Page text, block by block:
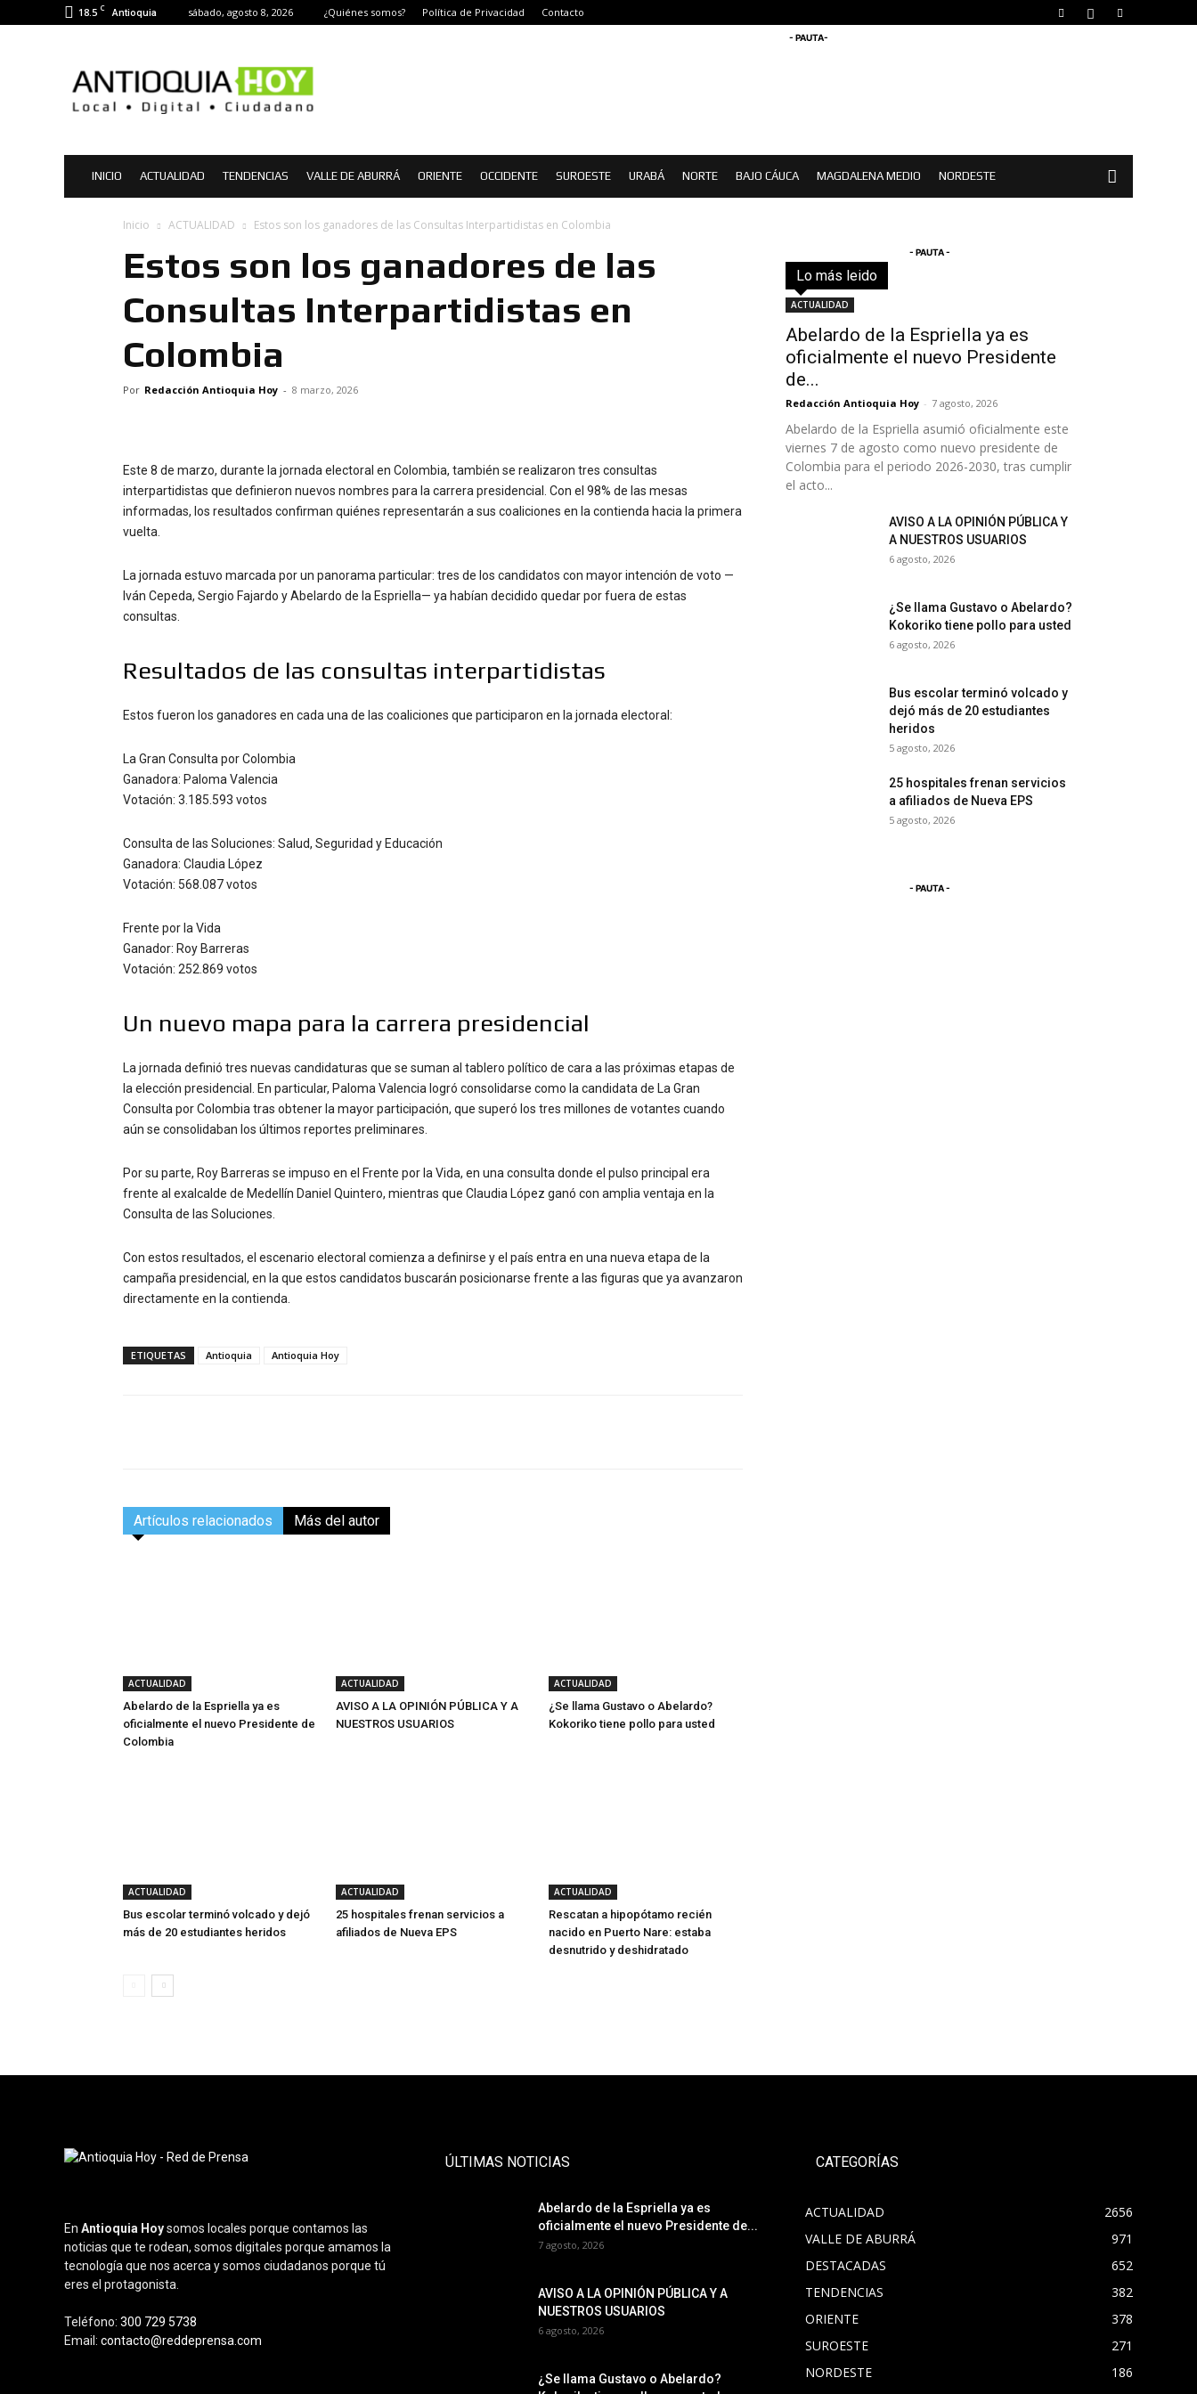
18.5 C Antioquia sábado, agosto 8, 2026 ¿Quiénes somos? Política de Privacidad Contacto
Hoy
|
Noticias
Antioquia
- PAUTA-
INICIO ACTUALIDAD TENDENCIAS VALLE DE ABURRÁ ORIENTE OCCIDENTE SUROESTE URABÁ NORTE BAJO CÁUCA MAGDALENA MEDIO NORDESTE
Inicio ACTUALIDAD Estos son los ganadores de las Consultas Interpartidistas en Colombia
Estos son los ganadores de las
Consultas Interpartidistas en
Colombia
Por Redacción Antioquia Hoy - 8 marzo, 2026
Este 8 de marzo, durante la jornada electoral en Colombia, también se realizaron tres consultas
interpartidistas que definieron nuevos nombres para la carrera presidencial. Con el 98% de las mesas
informadas, los resultados confirman quiénes representarán a sus coaliciones en la contienda hacia la primera
vuelta.
La jornada estuvo marcada por un panorama particular: tres de los candidatos con mayor intención de voto —
Iván Cepeda, Sergio Fajardo y Abelardo de la Espriella— ya habían decidido quedar por fuera de estas
consultas.
Resultados de las consultas interpartidistas
Estos fueron los ganadores en cada una de las coaliciones que participaron en la jornada electoral:
La Gran Consulta por Colombia
Ganadora: Paloma Valencia
Votación: 3.185.593 votos
Consulta de las Soluciones: Salud, Seguridad y Educación
Ganadora: Claudia López
Votación: 568.087 votos
Frente por la Vida
Ganador: Roy Barreras
Votación: 252.869 votos
Un nuevo mapa para la carrera presidencial
La jornada definió tres nuevas candidaturas que se suman al tablero político de cara a las próximas etapas de
la elección presidencial. En particular, Paloma Valencia logró consolidarse como la candidata de La Gran
Consulta por Colombia tras obtener la mayor participación, que superó los tres millones de votantes cuando
aún se consolidaban los últimos reportes preliminares.
Por su parte, Roy Barreras se impuso en el Frente por la Vida, en una consulta donde el pulso principal era
frente al exalcalde de Medellín Daniel Quintero, mientras que Claudia López ganó con amplia ventaja en la
Consulta de las Soluciones.
Con estos resultados, el escenario electoral comienza a definirse y el país entra en una nueva etapa de la
campaña presidencial, en la que estos candidatos buscarán posicionarse frente a las figuras que ya avanzaron
directamente en la contienda.
ETIQUETAS Antioquia Antioquia Hoy
Artículos relacionados Más del autor
ACTUALIDAD
Abelardo de la Espriella ya es
oficialmente el nuevo Presidente de
Colombia
ACTUALIDAD
AVISO A LA OPINIÓN PÚBLICA Y A
NUESTROS USUARIOS
ACTUALIDAD
¿Se llama Gustavo o Abelardo?
Kokoriko tiene pollo para usted
ACTUALIDAD
Bus escolar terminó volcado y dejó
más de 20 estudiantes heridos
ACTUALIDAD
25 hospitales frenan servicios a
afiliados de Nueva EPS
ACTUALIDAD
Rescatan a hipopótamo recién
nacido en Puerto Nare: estaba
desnutrido y deshidratado
- PAUTA -
Lo más leidoTodo
ACTUALIDAD
Abelardo de la Espriella ya es
oficialmente el nuevo Presidente
de...
Redacción Antioquia Hoy - 7 agosto, 2026
Abelardo de la Espriella asumió oficialmente este
viernes 7 de agosto como nuevo presidente de
Colombia para el periodo 2026-2030, tras cumplir
el acto...
AVISO A LA OPINIÓN PÚBLICA Y
A NUESTROS USUARIOS
6 agosto, 2026
¿Se llama Gustavo o Abelardo?
Kokoriko tiene pollo para usted
6 agosto, 2026
Bus escolar terminó volcado y
dejó más de 20 estudiantes
heridos
5 agosto, 2026
25 hospitales frenan servicios
a afiliados de Nueva EPS
5 agosto, 2026
- PAUTA -
En Antioquia Hoysomos locales porque contamos las
noticias que te rodean, somos digitales porque amamos la
tecnología que nos acerca y somos ciudadanos porque tú
eres el protagonista.
Teléfono: 300 729 5738
Email: contacto@reddeprensa.com
ÚLTIMAS NOTICIAS
Abelardo de la Espriella ya es
oficialmente el nuevo Presidente de...
7 agosto, 2026
AVISO A LA OPINIÓN PÚBLICA Y A
NUESTROS USUARIOS
6 agosto, 2026
¿Se llama Gustavo o Abelardo?
CATEGORÍAS
ACTUALIDAD
2656
VALLE DE ABURRÁ
971
DESTACADAS
652
TENDENCIAS
382
ORIENTE
378
SUROESTE
271
NORDESTE
186